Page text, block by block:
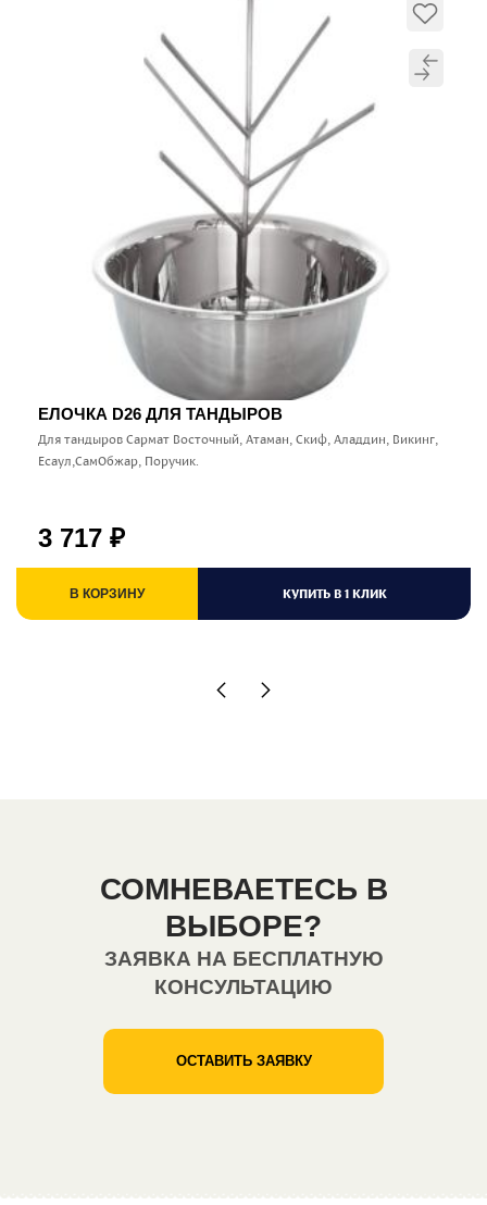
ЕЛОЧКА D26 ДЛЯ ТАНДЫРОВ
Для тандыров Сармат Восточный, Атаман, Скиф, Аладдин, Викинг,
Есаул,СамОбжар, Поручик.
3 717 ₽
В КОРЗИНУ КУПИТЬ В 1 КЛИК
СОМНЕВАЕТЕСЬ В
ВЫБОРЕ?
ЗАЯВКА НА БЕСПЛАТНУЮ
КОНСУЛЬТАЦИЮ
ОСТАВИТЬ ЗАЯВКУ